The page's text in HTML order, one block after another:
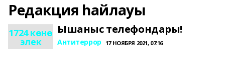
Редакция һайлауы
1724 көнө
элек
Ышаныс телефондары!
Антитеррор 17 НОЯБРЯ 2021, 07:16